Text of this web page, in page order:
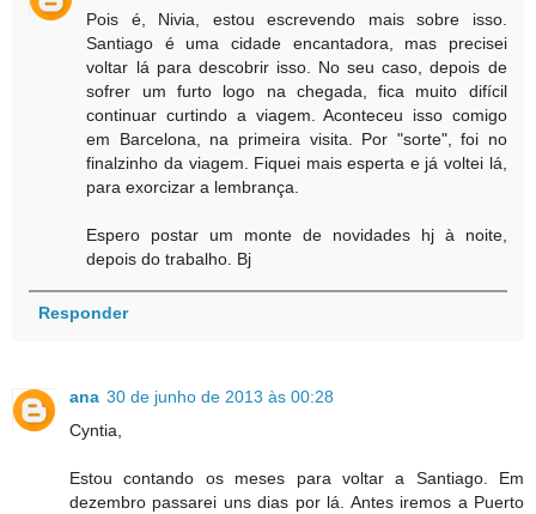
Pois é, Nivia, estou escrevendo mais sobre isso.
Santiago é uma cidade encantadora, mas precisei
voltar lá para descobrir isso. No seu caso, depois de
sofrer um furto logo na chegada, fica muito difícil
continuar curtindo a viagem. Aconteceu isso comigo
em Barcelona, na primeira visita. Por "sorte", foi no
finalzinho da viagem. Fiquei mais esperta e já voltei lá,
para exorcizar a lembrança.
Espero postar um monte de novidades hj à noite,
depois do trabalho. Bj
Responder
ana 30 de junho de 2013 às 00:28
Cyntia,
Estou contando os meses para voltar a Santiago. Em
dezembro passarei uns dias por lá. Antes iremos a Puerto